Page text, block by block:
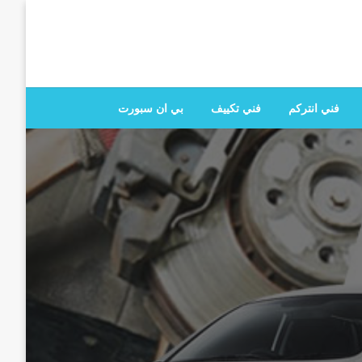
جميع الخدمات المنزلية في الكويت
فني انتركم فني تكييف بي ان سبورت